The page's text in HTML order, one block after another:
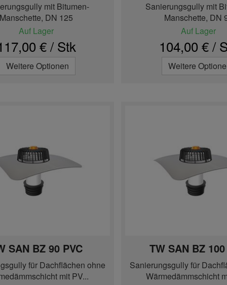
mit Bitumen-
Manschette, DN 125
Auf Lager
€ / Stk
Weitere Optionen
Sanierungsgully mit
Manschette, DN
Auf Lager
104,00 € /
Weitere
SAN BZ 90 PVC
für Dachflächen ohne
mit PV...
TW SAN BZ
Sanierungsgully für
Wärmedämmschicht